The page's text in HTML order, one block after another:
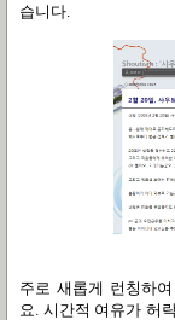
습니다.
주로 새롭게 런칭하
요 시간적 여유가 허